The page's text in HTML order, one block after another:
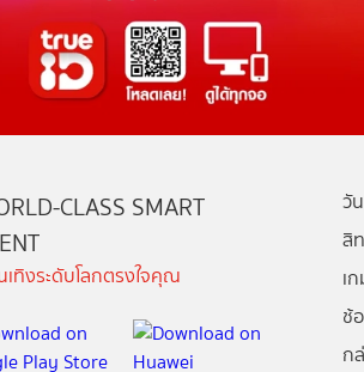
CLASS SMART
ทิงระดับโลกตรงใจคุณ
วั
สิ
เ
ช้
ก